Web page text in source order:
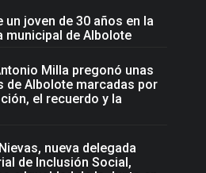
un joven de 30 años en la
municipal de Albolote
Milla pregonó unas
de Albolote marcadas por
el recuerdo y la
nueva delegada
de Inclusión Social,